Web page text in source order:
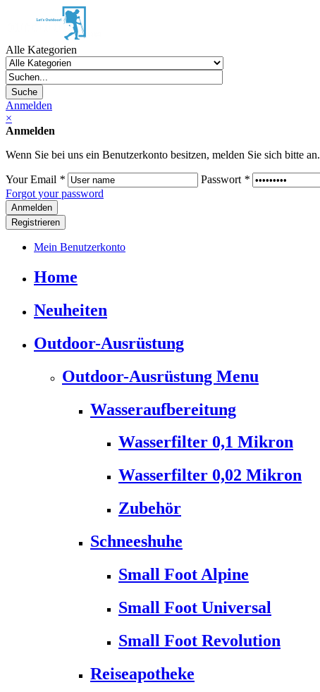
Alle Kategorien
Suche
Anmelden
×
Anmelden
Wenn Sie bei uns ein Benutzerkonto besitzen, melden Sie sich bitte an.
Your Email * Passwort *
Forgot your password
Registrieren
Mein Benutzerkonto
Home
Neuheiten
Outdoor-Ausrüstung
Outdoor-Ausrüstung Menu
Wasseraufbereitung
Wasserfilter 0,1 Mikron
Wasserfilter 0,02 Mikron
Zubehör
Schneeshuhe
Small Foot Alpine
Small Foot Universal
Small Foot Revolution
Reiseapotheke